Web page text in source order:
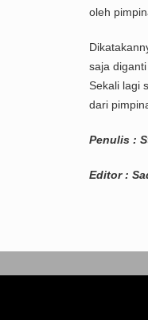
oleh
saja
Sekali lagi
dari
Penulis :
Editor :